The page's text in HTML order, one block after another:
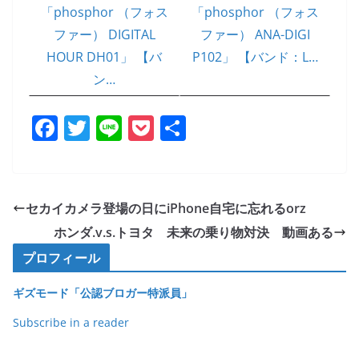
「phosphor （フォス
ファー） DIGITAL
HOUR DH01」 【バ
ン…
「phosphor （フォス
ファー） ANA-DIGI
P102」 【バンド：L…
F
e
b
o
o
k
T
er
Li P
et
セカイカメラ登場の日にiPhone自宅に忘れるorz
ホンダ.v.s.トヨタ 未来の乗り物対決 動画ある
プロフィール
ギズモード「公認ブロガー特派員」
Subscribe in a reader